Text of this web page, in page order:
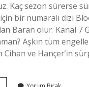
Kaç sezon sürerse
bir numaralı dizi
Baran olur. Kanal 7
Aşkın tüm
Cihan ve Hançer’in